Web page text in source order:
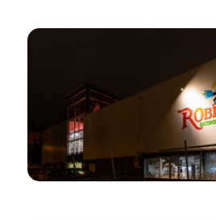
Suvenýry
Praktické info